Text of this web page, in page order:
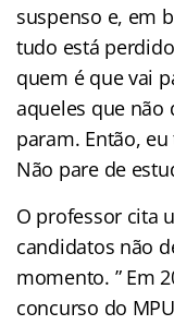
suspenso e, em
tudo está
quem é que vai
aqueles que não
param. Então,
Não pare de
O professor cita
candidatos não
momento. ” Em
concurso do